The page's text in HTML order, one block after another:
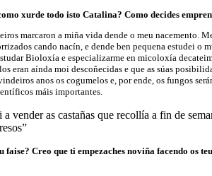
xurde todo isto Catalina? Como decides
marcaron a miña vida dende o meu nacemento.
cando nacín, e dende ben pequena estudei o
Bioloxía e especializarme en micoloxía
eran aínda moi descoñecidas e que as súas
anos os cogumelos e, por ende, os fungos
máis importantes.
a vender as castañas que recollía a fin de
faise? Creo que ti empezaches noviña facendo os